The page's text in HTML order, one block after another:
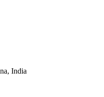
India